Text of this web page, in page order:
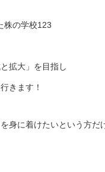
株の学校123
拡大」を目指し
きます！
身に着けたいという方だ